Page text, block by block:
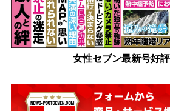
女性セブン最新号好